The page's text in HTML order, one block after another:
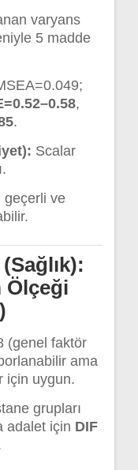
varyans
5 madde
,
.
Scalar
geçerli ve
Ölçeği
(genel faktör
ama
için uygun.
grupları
adalet için DIF